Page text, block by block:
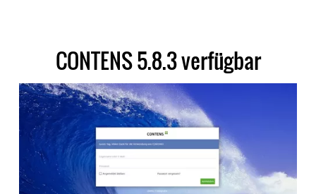
CONTENS 5.8.3 verfügbar